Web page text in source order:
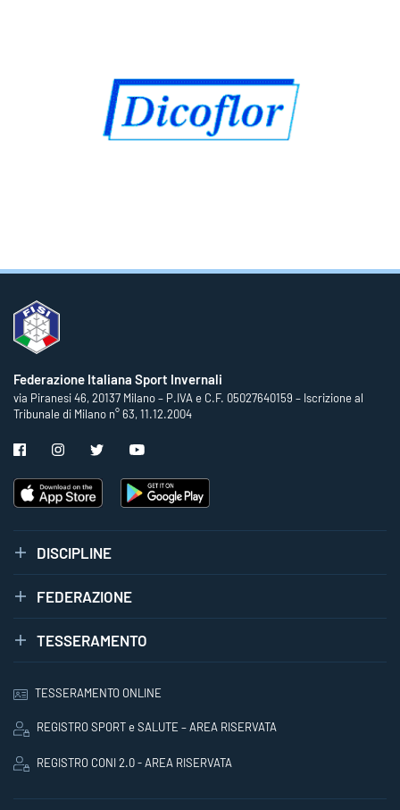
Federazione Italiana Sport Invernali
via Piranesi 46, 20137 Milano – P.IVA e C.F. 05027640159 – Iscrizione al
Tribunale di Milano n° 63, 11.12.2004
DISCIPLINE
FEDERAZIONE
TESSERAMENTO
TESSERAMENTO ONLINE
REGISTRO SPORT e SALUTE – AREA RISERVATA
REGISTRO CONI 2.0 - AREA RISERVATA